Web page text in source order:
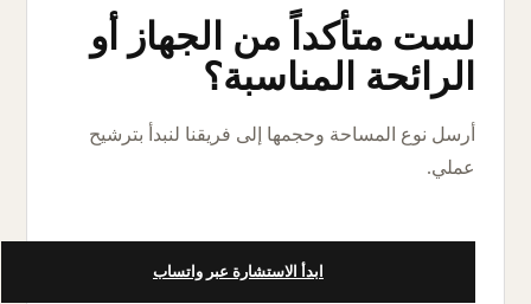
لست متأكداً من الجهاز أو
الرائحة المناسبة؟
أرسل نوع المساحة وحجمها إلى فريقنا لنبدأ بترشيح
عملي.
ابدأ الاستشارة عبر واتساب